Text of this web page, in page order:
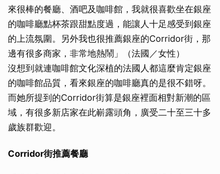
來很棒的餐廳、酒吧及咖啡館，我就很喜歡坐在銀座
的咖啡廳點杯茶跟甜點度過，能讓人十足感受到銀座
的上流氛圍。另外我也很推薦銀座的Corridor街，那
邊有很多商家，非常地熱鬧」（法國／女性）
沒想到就連咖啡館文化深植的法國人都這麼肯定銀座
的咖啡館品質，看來銀座的咖啡廳真的是很不錯呀。
而她所提到的Corridor街算是銀座裡面相對新潮的區
域，有很多新店家在此嶄露頭角，廣受二十至三十多
歲族群歡迎。
Corridor街推薦餐廳